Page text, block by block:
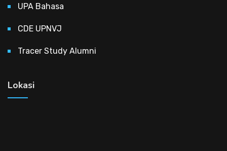
UPA Bahasa
CDE UPNVJ
Tracer Study Alumni
Lokasi